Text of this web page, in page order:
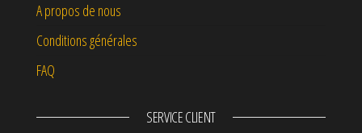
A propos de nous
Conditions générales
FAQ
SERVICE CLIENT